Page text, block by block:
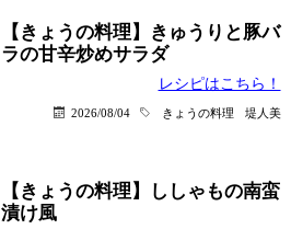
【きょうの料理】きゅうりと豚バ
ラの甘辛炒めサラダ
レシピはこちら！
2026/08/04 きょうの料理 堤人美
【きょうの料理】ししゃもの南蛮
漬け風